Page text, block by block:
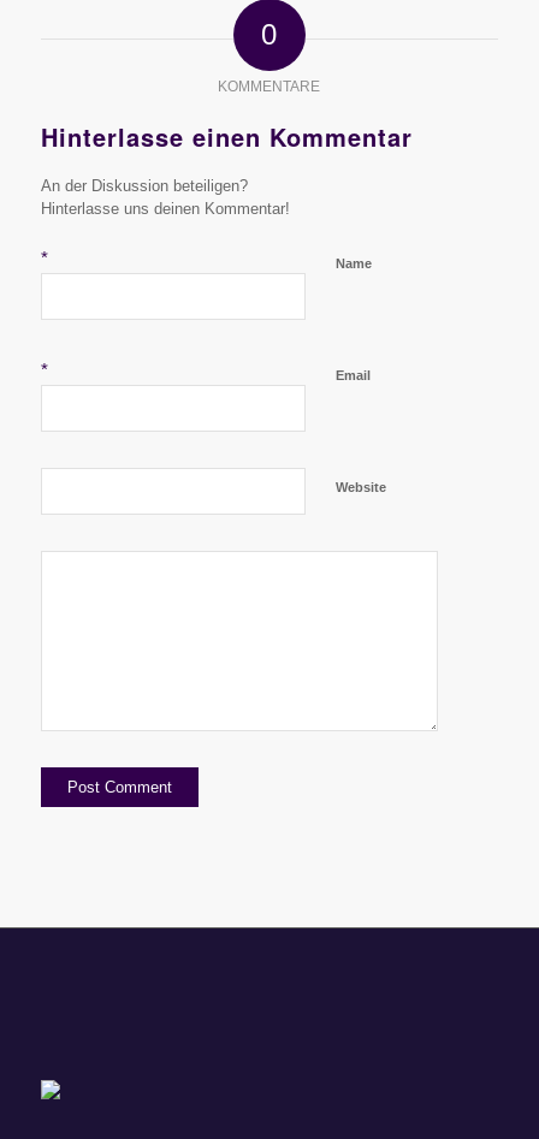
0
KOMMENTARE
Hinterlasse einen Kommentar
An der Diskussion beteiligen?
Hinterlasse uns deinen Kommentar!
Name
*
Email
*
Website